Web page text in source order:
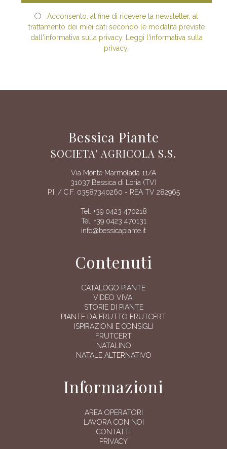
Acconsento, al fine di ricevere la newsletter, al
trattamento dei miei dati secondo le modalità previste
dall'informativa sulla privacy. Leggi l'informativa sulla
privacy.
Bessica Piante
SOCIETA' AGRICOLA S.S.
Via Monte Marmolada 11/A
31037 Bessica di Loria (TV)
P.I. / C.F. 03587340260 - REA TV 282965
Tel. +39 0423 470218
Tel. +39 0423 470131
info@bessicapiante.it
Contenuti
CATALOGO PIANTE
VIDEO VIVAI
STORIE DI PIANTE
PIANTE DA FRUTTO FRUTCERT
ISPIRAZIONI E CONSIGLI
FRUTCERT
NATALINO
NATALE ALTERNATIVO
Informazioni
AREA OPERATORI
LAVORA CON NOI
CONTATTI
PRIVACY